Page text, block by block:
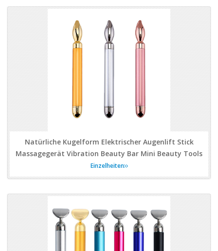
Natürliche Kugelform Elektrischer Augenlift Stick
Massagegerät Vibration Beauty Bar Mini Beauty Tools
Einzelheiten